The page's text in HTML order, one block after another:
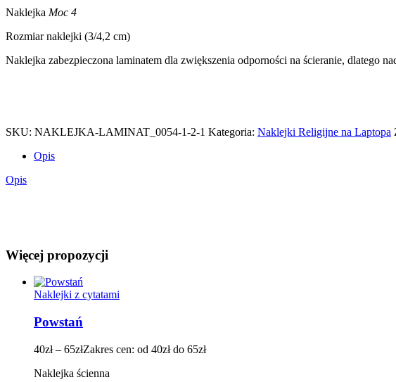
Naklejka Moc 4
Rozmiar naklejki (3/4,2 cm)
Naklejka zabezpieczona laminatem dla zwiększenia odporności na ścieranie, dlatego
SKU: NAKLEJKA-LAMINAT_0054-1-2-1 Kategoria: Naklejki Religijne na Laptopa
Opis
Opis
Więcej propozycji
Naklejki z cytatami
Powstań
40zł – 65złZakres cen: od 40zł do 65zł
Naklejka ścienna